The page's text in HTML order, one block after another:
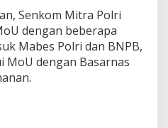
Senkom Mitra Polri
dengan beberapa
Mabes Polri dan BNPB,
MoU dengan Basarnas